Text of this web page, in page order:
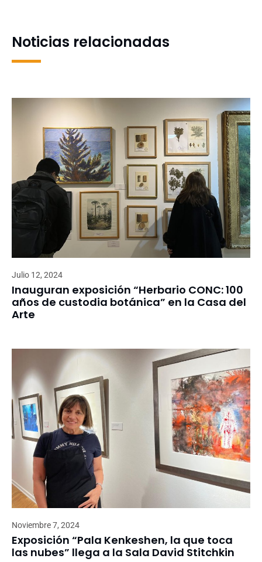
Noticias relacionadas
Julio 12, 2024
Inauguran exposición “Herbario CONC: 100
años de custodia botánica” en la Casa del
Arte
Noviembre 7, 2024
Exposición “Pala Kenkeshen, la que toca
las nubes” llega a la Sala David Stitchkin